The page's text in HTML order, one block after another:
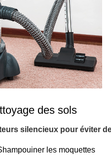
des sols
silencieux pour éviter
les moquettes